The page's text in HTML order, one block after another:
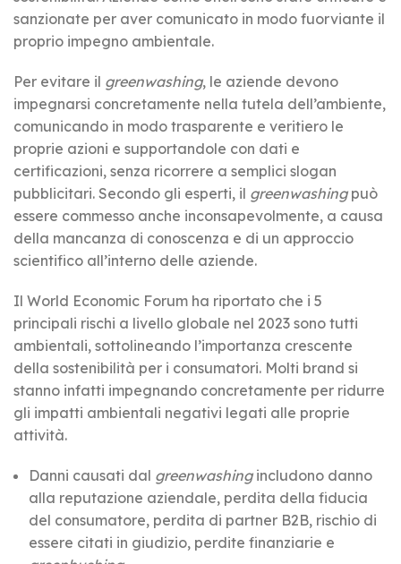
sanzionate per aver comunicato in modo fuorviante il
proprio impegno ambientale.
Per evitare il greenwashing, le aziende devono
impegnarsi concretamente nella tutela dell’ambiente,
comunicando in modo trasparente e veritiero le
proprie azioni e supportandole con dati e
certificazioni, senza ricorrere a semplici slogan
pubblicitari. Secondo gli esperti, il greenwashingpuò
essere commesso anche inconsapevolmente, a causa
della mancanza di conoscenza e di un approccio
scientifico all’interno delle aziende.
Il World Economic Forum ha riportato che i 5
principali rischi a livello globale nel 2023 sono tutti
ambientali, sottolineando l’importanza crescente
della sostenibilità per i consumatori. Molti brand si
stanno infatti impegnando concretamente per ridurre
gli impatti ambientali negativi legati alle proprie
attività.
Danni causati dal greenwashingincludono danno
alla reputazione aziendale, perdita della fiducia
del consumatore, perdita di partner B2B, rischio di
essere citati in giudizio, perdite finanziarie e